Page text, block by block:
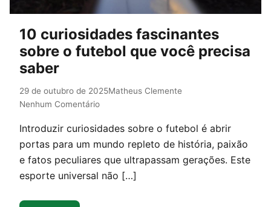
10 curiosidades fascinantes
sobre o futebol que você precisa
saber
29 de outubro de 2025Matheus Clemente
Nenhum Comentário
Introduzir curiosidades sobre o futebol é abrir
portas para um mundo repleto de história, paixão
e fatos peculiares que ultrapassam gerações. Este
esporte universal não […]